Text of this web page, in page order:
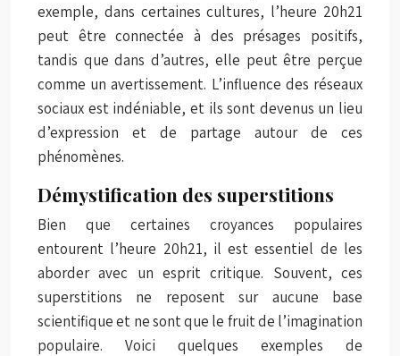
exemple, dans certaines cultures, l’heure 20h21
peut être connectée à des présages positifs,
tandis que dans d’autres, elle peut être perçue
comme un avertissement. L’influence des réseaux
sociaux est indéniable, et ils sont devenus un lieu
d’expression et de partage autour de ces
phénomènes.
Démystification des superstitions
Bien que certaines croyances populaires
entourent l’heure 20h21, il est essentiel de les
aborder avec un esprit critique. Souvent, ces
superstitions ne reposent sur aucune base
scientifique et ne sont que le fruit de l’imagination
populaire. Voici quelques exemples de